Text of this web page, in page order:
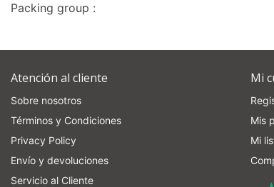
Packing group :
Atención al cliente
Sobre nosotros
Términos y Condiciones
Privacy Policy
Envío y devoluciones
Servicio al Cliente
Mi
Mis
Mi